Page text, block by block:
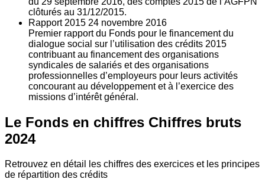
clôturés au 31/12/2015.
Rapport 2015 24 novembre 2016
Premier rapport du Fonds pour le financement du
dialogue social sur l’utilisation des crédits 2015
contribuant au financement des organisations
syndicales de salariés et des organisations
professionnelles d’employeurs pour leurs activités
concourant au développement et à l’exercice des
missions d’intérêt général.
Le Fonds en chiffres Chiffres bruts
2024
Retrouvez en détail les chiffres des exercices et les principes
de répartition des crédits